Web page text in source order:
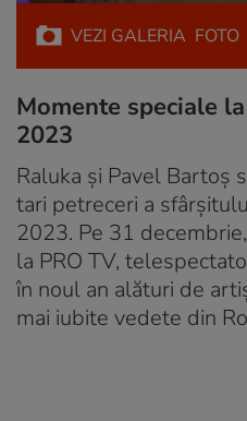
VEZI GALERIA FOTO
Momente speciale
2023
Raluka și Pavel Bartoș
tari petreceri a
2023. Pe 31
la PRO TV,
în noul an alături de
mai iubite vedete din